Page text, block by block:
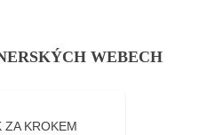
WEBECH
ZA KROKEM